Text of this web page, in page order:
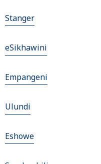
Stanger
eSikhawini
Empangeni
Ulundi
Eshowe